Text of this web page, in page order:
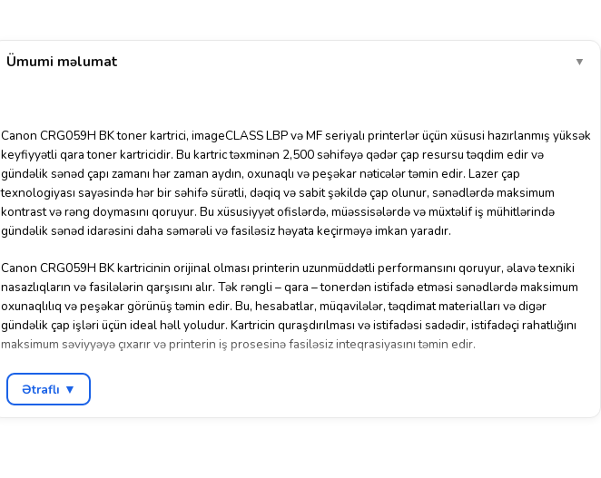
Ümumi məlumat ▼
Canon CRG059H BK toner kartrici, imageCLASS LBP və MF seriyalı printerlər üçün xüsusi hazırlanmış yüksək
keyfiyyətli qara toner kartricidir. Bu kartric təxminən 2,500 səhifəyə qədər çap resursu təqdim edir və
gündəlik sənəd çapı zamanı hər zaman aydın, oxunaqlı və peşəkar nəticələr təmin edir. Lazer çap
texnologiyası sayəsində hər bir səhifə sürətli, dəqiq və sabit şəkildə çap olunur, sənədlərdə maksimum
kontrast və rəng doymasını qoruyur. Bu xüsusiyyət ofislərdə, müəssisələrdə və müxtəlif iş mühitlərində
gündəlik sənəd idarəsini daha səmərəli və fasiləsiz həyata keçirməyə imkan yaradır.
Canon CRG059H BK kartricinin orijinal olması printerin uzunmüddətli performansını qoruyur, əlavə texniki
nasazlıqların və fasilələrin qarşısını alır. Tək rəngli – qara – tonerdən istifadə etməsi sənədlərdə maksimum
oxunaqlılıq və peşəkar görünüş təmin edir. Bu, hesabatlar, müqavilələr, təqdimat materialları və digər
gündəlik çap işləri üçün ideal həll yoludur. Kartricin quraşdırılması və istifadəsi sadədir, istifadəçi rahatlığını
maksimum səviyyəyə çıxarır və printerin iş prosesinə fasiləsiz inteqrasiyasını təmin edir.
Canon-un yüksək istehsal keyfiyyəti və stabil performansı sayəsində çap işlərində fasilələr minimuma
endirilir. CRG059H BK həm evdə, həm də ofis və biznes mühitlərində sürətli, etibarlı və qənaətli çap təmin
Ətraflı ▼